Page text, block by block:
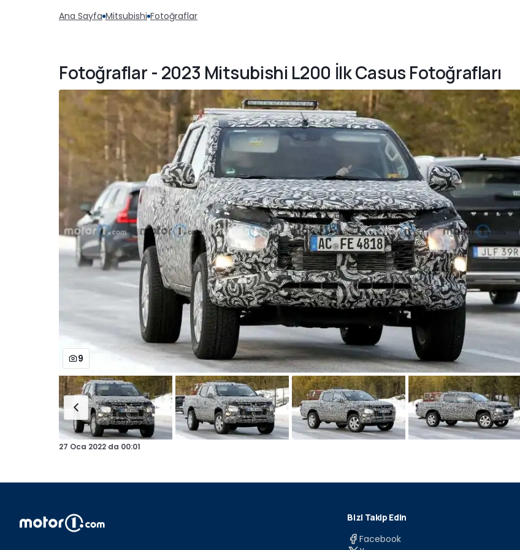
Ana Sayfa Mitsubishi Fotoğraflar
Fotoğraflar - 2023 Mitsubishi L200 İlk Casus Fotoğrafları
9
27 Oca 2022 da 00:01
Bizi Takip Edin
Facebook